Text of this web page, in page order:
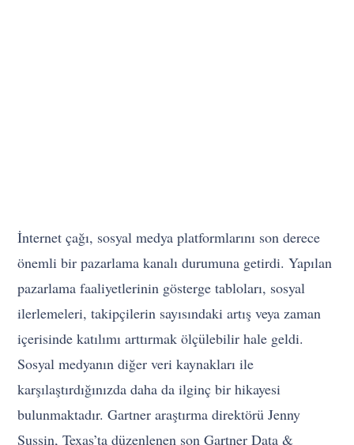
İnternet çağı, sosyal medya platformlarını son derece
önemli bir pazarlama kanalı durumuna getirdi. Yapılan
pazarlama faaliyetlerinin gösterge tabloları, sosyal
ilerlemeleri, takipçilerin sayısındaki artış veya zaman
içerisinde katılımı arttırmak ölçülebilir hale geldi.
Sosyal medyanın diğer veri kaynakları ile
karşılaştırdığınızda daha da ilginç bir hikayesi
bulunmaktadır. Gartner araştırma direktörü Jenny
Sussin, Texas’ta düzenlenen son Gartner Data &